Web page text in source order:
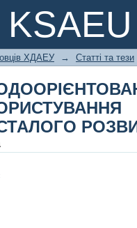
ХДАЕУ → Статті та тези